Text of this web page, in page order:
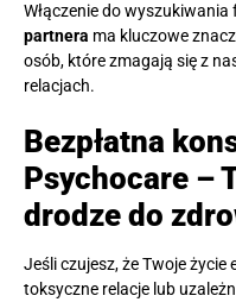
Włączenie do wyszukiwania
partnera ma kluczowe
osób, które zmagają się z
relacjach.
Bezpłatna
Psychocare –
drodze do
Jeśli czujesz, że Twoje
toksyczne relacje lub